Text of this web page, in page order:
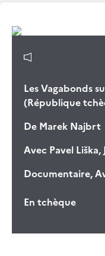
Les Vagabonds
(République
De Marek Najbrt
Avec Pavel
Documentaire,
En tchèque